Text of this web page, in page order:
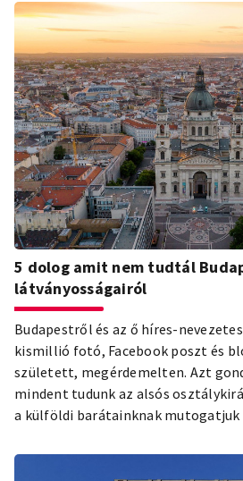
5 dolog amit nem tudtál
látványosságairól
Budapestről és az ő híres-
kismillió fotó, Facebook poszt és
született, megérdemelten. Azt
mindent tudunk az alsós
a külföldi barátainknak mutogatjuk
turistamágnesek is.